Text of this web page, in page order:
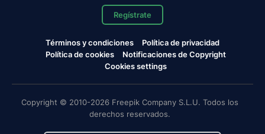
Regístrate
Términos y condiciones
Política de privacidad
Política de cookies
Notificaciones de Copyright
Cookies settings
Copyright © 2010-2026 Freepik Company S.L.U. Todos los
derechos reservados.